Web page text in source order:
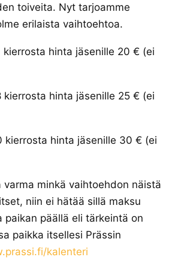
toiveita. Nyt tarjoamme
erilaista vaihtoehtoa.
kierrosta hinta jäsenille 20 € (ei
kierrosta hinta jäsenille 25 € (ei
kierrosta hinta jäsenille 30 € (ei
varma minkä vaihtoehdon näistä
niin ei hätää sillä maksu
paikan päällä eli tärkeintä on
paikka itsellesi Prässin
kalenteri